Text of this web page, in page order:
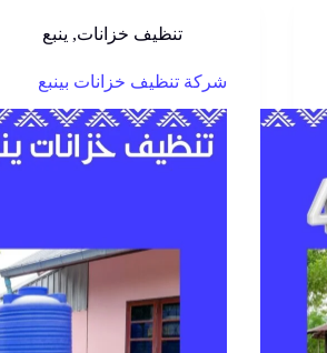
تنظيف خزانات, ينبع
شركة تنظيف خزانات بينبع